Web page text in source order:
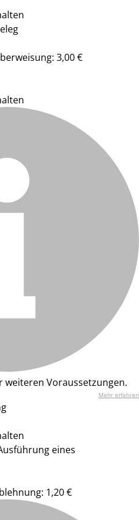
3,00 €
weiteren Voraussetzungen.
Mehr erfahren
eines
1,20 €